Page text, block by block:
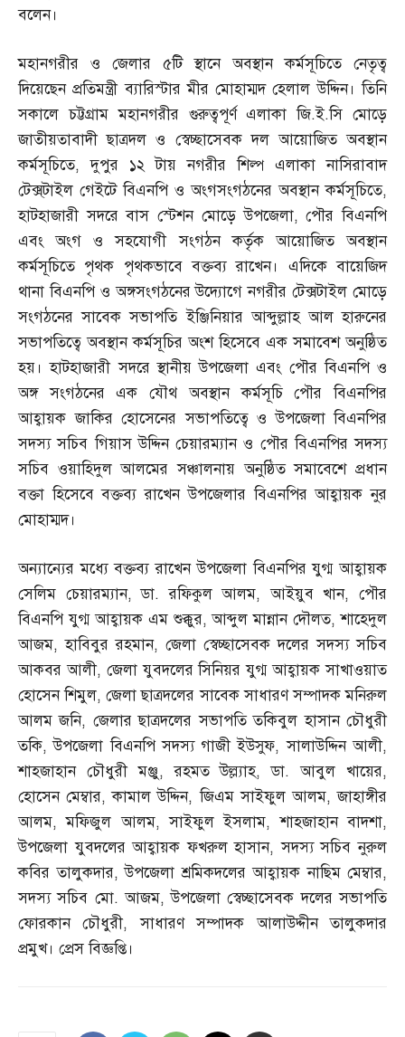
বলেন।
মহানগরীর ও জেলার ৫টি স্থানে অবস্থান কর্মসূচিতে নেতৃত্ব
দিয়েছেন প্রতিমন্ত্রী ব্যারিস্টার মীর মোহাম্মদ হেলাল উদ্দিন। তিনি
সকালে চট্টগ্রাম মহানগরীর গুরুত্বপূর্ণ এলাকা জি.ই.সি মোড়ে
জাতীয়তাবাদী ছাত্রদল ও স্বেচ্ছাসেবক দল আয়োজিত অবস্থান
কর্মসূচিতে,দুপুর ১২ টায় নগরীর শিল্প এলাকা নাসিরাবাদ
টেক্স্‌টাইল গেইটে বিএনপি ও অংগসংগঠনের অবস্থান কর্মসূচিতে,
হাটহাজারী সদরে বাস স্টেশন মোড়ে উপজেলা,পৌর বিএনপি
এবং অংগ ও সহযোগী সংগঠন কর্তৃক আয়োজিত অবস্থান
কর্মসূচিতে পৃথক পৃথকভাবে বক্তব্য রাখেন। এদিকে বায়েজিদ
থানা বিএনপি ও অঙ্গসংগঠনের উদ্যোগে নগরীর টেক্সটাইল মোড়ে
সংগঠনের সাবেক সভাপতি ইঞ্জিনিয়ার আব্দুল্লাহ আল হারুনের
সভাপতিত্বে অবস্থান কর্মসূচির অংশ হিসেবে এক সমাবেশ অনুষ্ঠিত
হয়। হাটহাজারী সদরে স্থানীয় উপজেলা এবং পৌর বিএনপি ও
অঙ্গ সংগঠনের এক যৌথ অবস্থান কর্মসূচি পৌর বিএনপির
আহ্বায়ক জাকির হোসেনের সভাপতিত্বে ও উপজেলা বিএনপির
সদস্য সচিব গিয়াস উদ্দিন চেয়ারম্যান ও পৌর বিএনপির সদস্য
সচিব ওয়াহিদুল আলমের সঞ্চালনায় অনুষ্ঠিত সমাবেশে প্রধান
বক্তা হিসেবে বক্তব্য রাখেন উপজেলার বিএনপির আহ্বায়ক নুর
মোহাম্মদ।
অন্যান্যের মধ্যে বক্তব্য রাখেন উপজেলা বিএনপির যুগ্ম আহ্বায়ক
সেলিম চেয়ারম্যান,ডা.রফিকুল আলম,আইয়ুব খান,পৌর
বিএনপি যুগ্ম আহ্বায়ক এম শুক্কুর,আব্দুল মান্নান দৌলত,শাহেদুল
আজম,হাবিবুর রহমান, জেলা স্বেচ্ছাসেবক দলের সদস্য সচিব
আকবর আলী, জেলা যুবদলের সিনিয়র যুগ্ম আহ্বায়ক সাখাওয়াত
হোসেন শিমুল,জেলা ছাত্রদলের সাবেক সাধারণ সম্পাদক মনিরুল
আলম জনি, জেলার ছাত্রদলের সভাপতি তকিবুল হাসান চৌধুরী
তকি,উপজেলা বিএনপি সদস্য গাজী ইউসুফ,সালাউদ্দিন আলী,
শাহজাহান চৌধুরী মঞ্জু,রহমত উল্ল্যাহ,ডা.আবুল খায়ের,
হোসেন মেম্বার,কামাল উদ্দিন,জিএম সাইফুল আলম,জাহাঙ্গীর
আলম,মফিজুল আলম,সাইফুল ইসলাম,শাহজাহান বাদশা,
উপজেলা যুবদলের আহ্বায়ক ফখরুল হাসান,সদস্য সচিব নুরুল
কবির তালুকদার,উপজেলা শ্রমিকদলের আহ্বায়ক নাছিম মেম্বার,
সদস্য সচিব মো.আজম,উপজেলা স্বেচ্ছাসেবক দলের সভাপতি
ফোরকান চৌধুরী,সাধারণ সম্পাদক আলাউদ্দীন তালুকদার
প্রমুখ। প্রেস বিজ্ঞপ্তি।